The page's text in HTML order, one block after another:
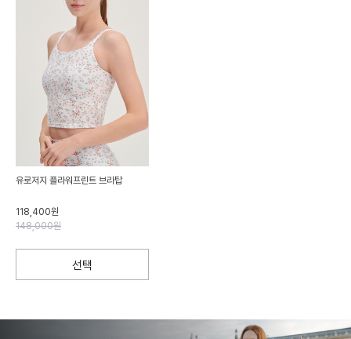
유로저지 플라워프린트 브라탑
118,400원
148,000원
선택